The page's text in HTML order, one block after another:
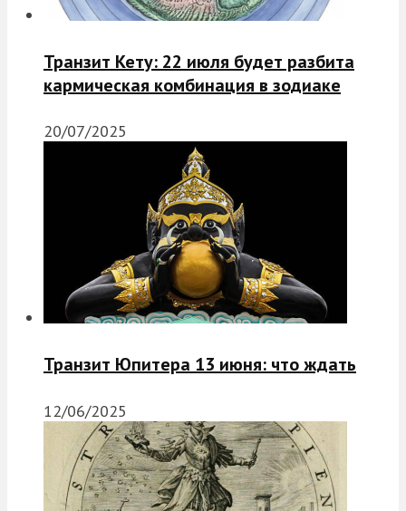
Транзит Кету: 22 июля будет разбита
кармическая комбинация в зодиаке
20/07/2025
Транзит Юпитера 13 июня: что ждать
12/06/2025